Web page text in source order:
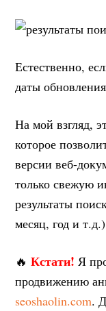
Естественно,
даты
На мой взгляд,
которое
версии веб-
только свежую
результаты
месяц, год и
🔥Кстати! Я
продвижению
seoshaolin.com.